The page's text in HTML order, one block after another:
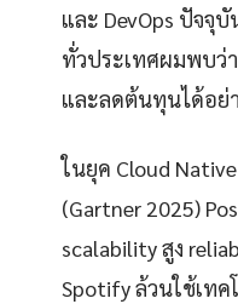
และ DevOps ปัจจุ
ทั่วประเทศผมพบว่า
และลดต้นทุนได้อย่
ในยุค Cloud
(Gartner 2025)
scalability สูง
Spotify ล้วนใช้เทค